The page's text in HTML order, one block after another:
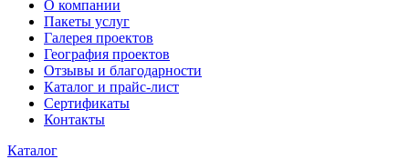
О компании
Пакеты услуг
Галерея проектов
География проектов
Отзывы и благодарности
Каталог и прайс-лист
Сертификаты
Контакты
Каталог